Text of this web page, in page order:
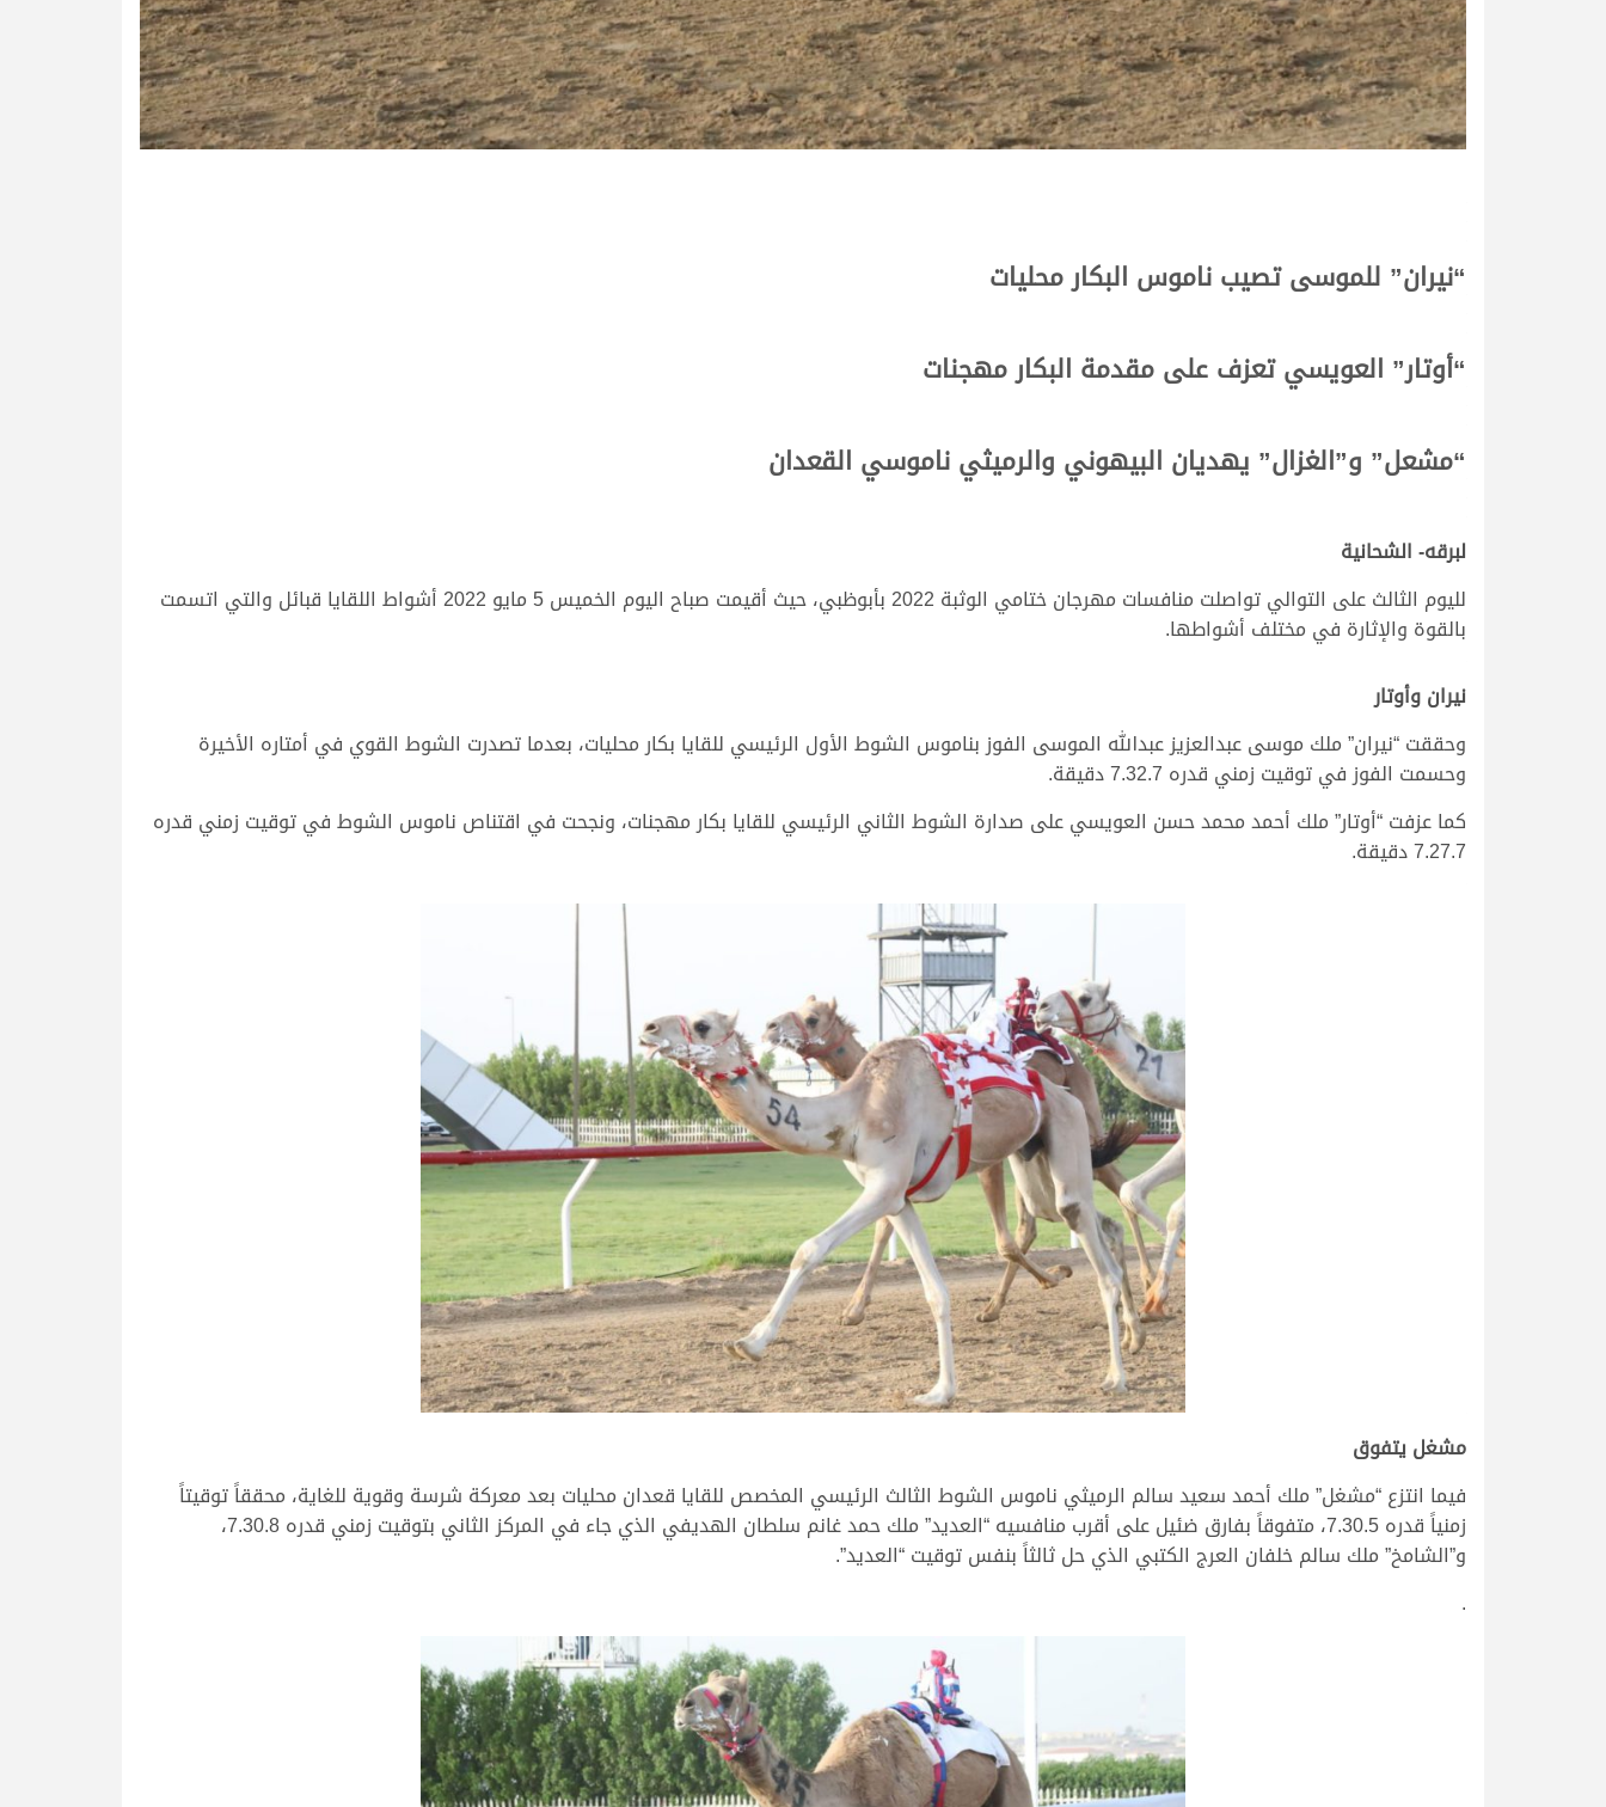
“نيران” للموسى تصيب ناموس البكار محليات
“أوتار” العويسي تعزف على مقدمة البكار مهجنات
“مشعل” و”الغزال” يهديان البيهوني والرميثي ناموسي القعدان
لبرقه- الشحانية
لليوم الثالث على التوالي تواصلت منافسات مهرجان ختامي الوثبة 2022 بأبوظبي، حيث أقيمت صباح اليوم الخميس 5 مايو 2022 أشواط اللقايا قبائل والتي اتسمت
بالقوة والإثارة في مختلف أشواطها.
نيران وأوتار
وحققت “نيران” ملك موسى عبدالعزيز عبدالله الموسى الفوز بناموس الشوط الأول الرئيسي للقايا بكار محليات، بعدما تصدرت الشوط القوي في أمتاره الأخيرة
وحسمت الفوز في توقيت زمني قدره 7.32.7 دقيقة.
كما عزفت “أوتار” ملك أحمد محمد حسن العويسي على صدارة الشوط الثاني الرئيسي للقايا بكار مهجنات، ونجحت في اقتناص ناموس الشوط في توقيت زمني قدره
7.27.7 دقيقة.
مشغل يتفوق
فيما انتزع “مشغل” ملك أحمد سعيد سالم الرميثي ناموس الشوط الثالث الرئيسي المخصص للقايا قعدان محليات بعد معركة شرسة وقوية للغاية، محققاً توقيتاً
زمنياً قدره 7.30.5، متفوقاً بفارق ضئيل على أقرب منافسيه “العديد” ملك حمد غانم سلطان الهديفي الذي جاء في المركز الثاني بتوقيت زمني قدره 7.30.8،
و”الشامخ” ملك سالم خلفان العرج الكتبي الذي حل ثالثاً بنفس توقيت “العديد”.
.